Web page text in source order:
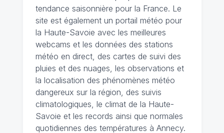
tendance saisonnière pour la France. Le
site est également un portail météo pour
la Haute-Savoie avec les meilleures
webcams et les données des stations
météo en direct, des cartes de suivi des
pluies et des nuages, les observations et
la localisation des phénomènes météo
dangereux sur la région, des suivis
climatologiques, le climat de la Haute-
Savoie et les records ainsi que normales
quotidiennes des températures à Annecy.